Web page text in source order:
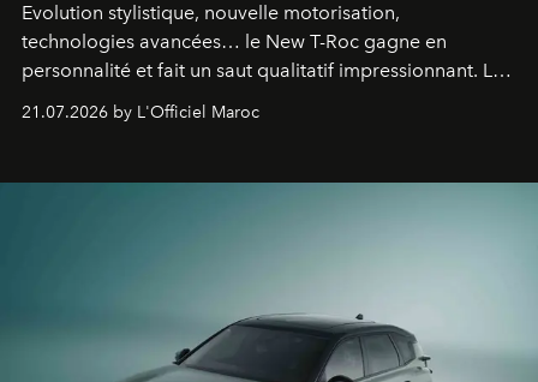
Evolution stylistique, nouvelle motorisation,
technologies avancées… le New T-Roc gagne en
personnalité et fait un saut qualitatif impressionnant. Le
constructeur allemand a revu en profondeur son SUV
fétiche pour le rendre plus premium. Et le pari semble
21.07.2026 by L'Officiel Maroc